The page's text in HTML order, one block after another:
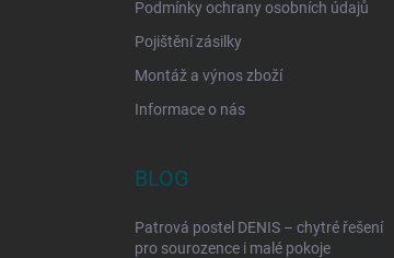
Podmínky ochrany osobních údajů
Pojištění zásilky
Montáž a výnos zboží
Informace o nás
BLOG
Patrová postel DENIS – chytré řešení
pro sourozence i malé pokoje